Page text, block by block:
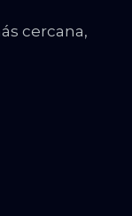
cercana,